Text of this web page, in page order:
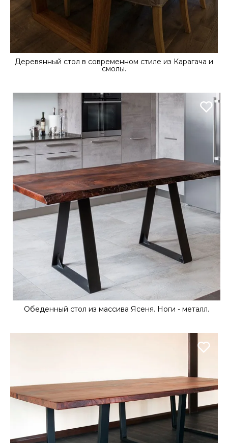
Деревянный стол в современном стиле из Карагача и
смолы.
Обеденный стол из массива Ясеня. Ноги - металл.